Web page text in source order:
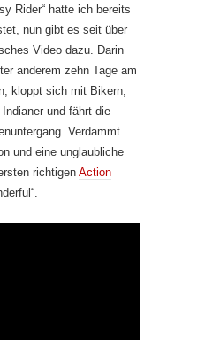
Rider“ hatte ich bereits
nun gibt es seit über
Video dazu. Darin
anderem zehn Tage am
kloppt sich mit Bikern,
und fährt die
Verdammt
und eine unglaubliche
richtigen Action